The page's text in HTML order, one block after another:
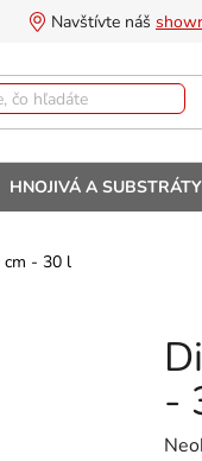
Navštívte náš
HNOJIVÁ A SUBSTRÁTY
cm - 30 l
-